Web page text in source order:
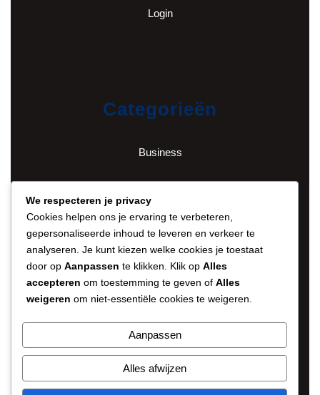
Login
Categorieën
Business
Financieel
Gezond en fit
Persoonlijk
Spanje
We respecteren je privacy
Cookies helpen ons je ervaring te verbeteren,
gepersonaliseerde inhoud te leveren en verkeer te
analyseren. Je kunt kiezen welke cookies je toestaat
door op Aanpassen te klikken. Klik op Alles
accepteren om toestemming te geven of Alles
weigeren om niet-essentiële cookies te weigeren.
Aanpassen
Alles afwijzen